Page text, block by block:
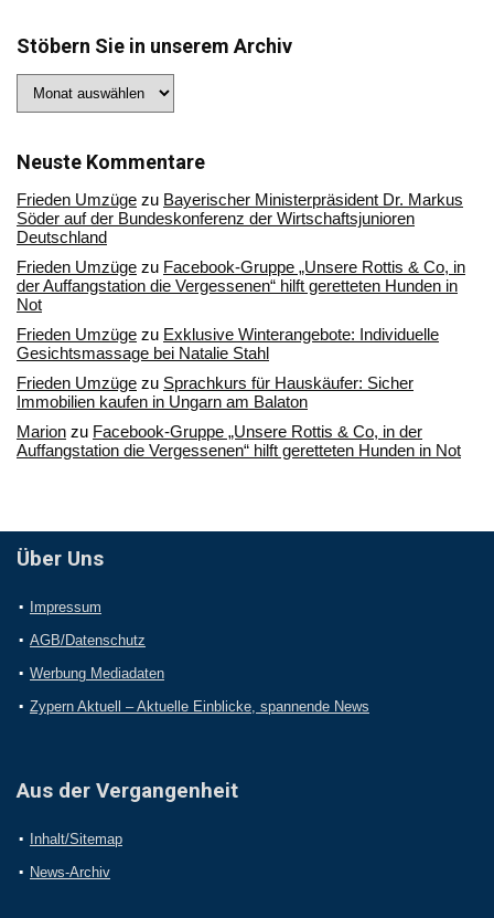
Stöbern Sie in unserem Archiv
Sie
Archiv
Neuste Kommentare
Frieden Umzüge zu Bayerischer Ministerpräsident Dr. Markus
Söder auf der Bundeskonferenz der Wirtschaftsjunioren
Deutschland
Frieden Umzüge zu Facebook-Gruppe „Unsere Rottis & Co, in
der Auffangstation die Vergessenen“ hilft geretteten Hunden in
Not
Frieden Umzüge zu Exklusive Winterangebote: Individuelle
Gesichtsmassage bei Natalie Stahl
Frieden Umzüge zu Sprachkurs für Hauskäufer: Sicher
Immobilien kaufen in Ungarn am Balaton
Marion zu Facebook-Gruppe „Unsere Rottis & Co, in der
Auffangstation die Vergessenen“ hilft geretteten Hunden in Not
Über Uns
Impressum
AGB/Datenschutz
Werbung Mediadaten
Zypern Aktuell – Aktuelle Einblicke, spannende News
Aus der Vergangenheit
Inhalt/Sitemap
News-Archiv